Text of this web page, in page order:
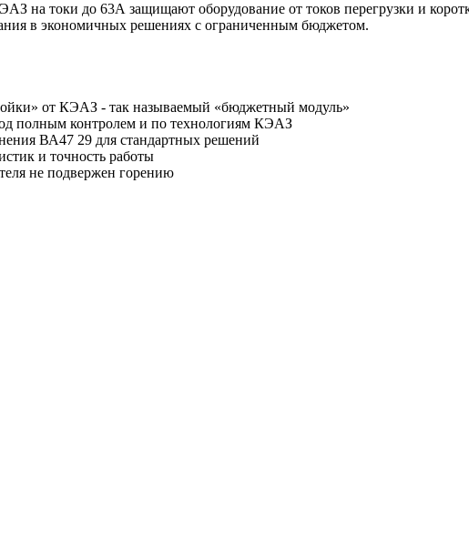
на токи до 63А защищают оборудование от токов перегрузки и
в экономичных решениях с ограниченным бюджетом.
от КЭАЗ - так называемый «бюджетный модуль»
полным контролем и по технологиям КЭАЗ
ВА47 29 для стандартных решений
и точность работы
не подвержен горению